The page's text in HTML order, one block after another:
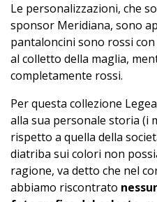
Le personalizzazioni, che
sponsor Meridiana, sono
pantaloncini sono rossi
al colletto della maglia,
completamente rossi.
Per questa collezione
alla sua personale storia (i
rispetto a quella della
diatriba sui colori non
ragione, va detto che nel
abbiamo riscontrato